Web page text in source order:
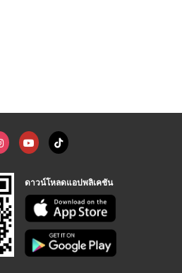
ดาวน์โหลดแอปพลิเคชัน